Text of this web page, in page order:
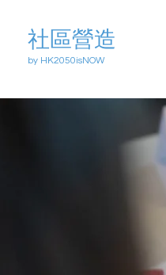
社區營造
by HK2050isNOW